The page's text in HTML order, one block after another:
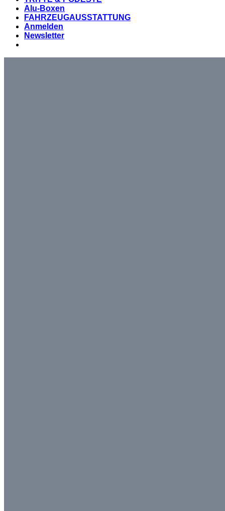
Alu-Boxen
FAHRZEUGAUSSTATTUNG
Anmelden
Newsletter